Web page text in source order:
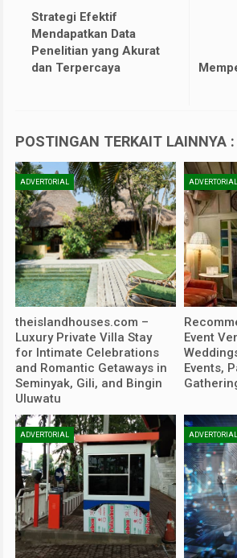
Strategi Efektif
Mendapatkan Data
Penelitian yang Akurat
dan Terpercaya
POSTINGAN TERKAIT LAINNYA :
ADVERTORIAL
theislandhouses.com –
Luxury Private Villa Stay
for Intimate Celebrations
and Romantic Getaways in
Seminyak, Gili, and Bingin
Uluwatu
ADVERTORIAL
Event
Events,
ADVERTORIAL ADVERTORIAL